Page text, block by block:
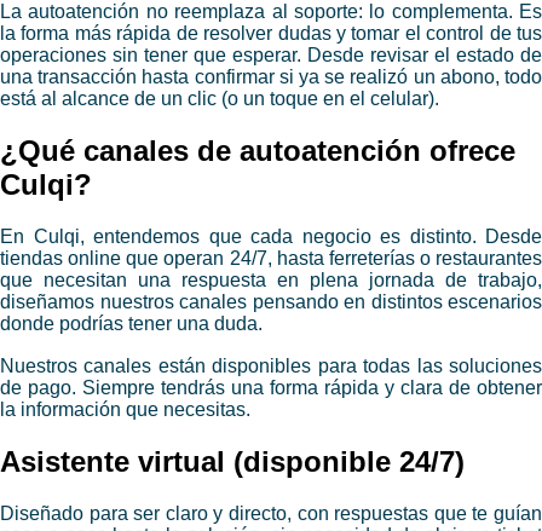
La autoatención no reemplaza al soporte: lo complementa. Es
la forma más rápida de resolver dudas y tomar el control de tus
operaciones sin tener que esperar. Desde revisar el estado de
una transacción hasta confirmar si ya se realizó un abono, todo
está al alcance de un clic (o un toque en el celular).
​¿Qué canales de autoatención ofrece
Culqi?
En Culqi, entendemos que cada negocio es distinto. Desde
tiendas online que operan 24/7, hasta ferreterías o restaurantes
que necesitan una respuesta en plena jornada de trabajo,
diseñamos nuestros canales pensando en distintos escenarios
donde podrías tener una duda.
Nuestros canales están disponibles para todas las soluciones
de pago. Siempre tendrás una forma rápida y clara de obtener
la información que necesitas.
​Asistente virtual (disponible 24/7)
Diseñado para ser claro y directo, con respuestas que te guían